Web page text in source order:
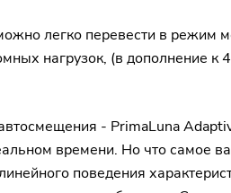
легко перевести в
нагрузок, (в дополнение
- PrimaLuna
времени. Но что самое
поведения